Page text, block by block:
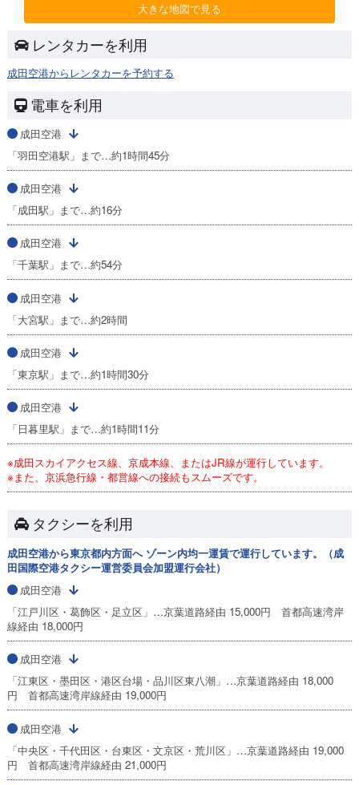
大きな地図で見る
レンタカーを利用
成田空港からレンタカーを予約する
電車を利用
成田空港
「羽田空港駅」まで…約1時間45分
成田空港
「成田駅」まで…約16分
成田空港
「千葉駅」まで…約54分
成田空港
「大宮駅」まで…約2時間
成田空港
「東京駅」まで…約1時間30分
成田空港
「日暮里駅」まで…約1時間11分
※成田スカイアクセス線、京成本線、またはJR線が運行しています。
※また、京浜急行線・都営線への接続もスムーズです。
タクシーを利用
成田空港から東京都内方面へ ゾーン内均一運賃で運行しています。（成
田国際空港タクシー運営委員会加盟運行会社）
成田空港
「江戸川区・葛飾区・足立区」…京葉道路経由 15,000円 首都高速湾岸
線経由 18,000円
成田空港
「江東区・墨田区・港区台場・品川区東八潮」…京葉道路経由 18,000
円 首都高速湾岸線経由 19,000円
成田空港
「中央区・千代田区・台東区・文京区・荒川区」…京葉道路経由 19,000
円 首都高速湾岸線経由 21,000円